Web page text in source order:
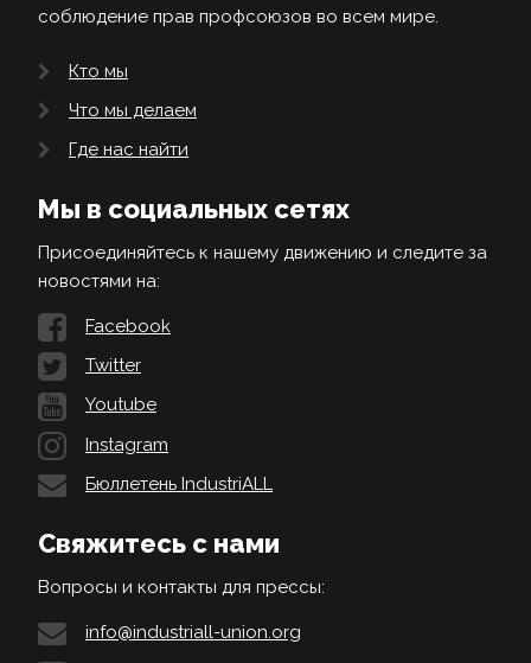
соблюдение прав профсоюзов во всем мире.
Кто мы
Что мы делаем
Где нас найти
Мы в социальных сетях
Присоединяйтесь к нашему движению и следите за
новостями на:
Facebook
Twitter
Youtube
Instagram
Бюллетень IndustriALL
Свяжитесь с нами
Вопросы и контакты для прессы:
info@industriall-union.org